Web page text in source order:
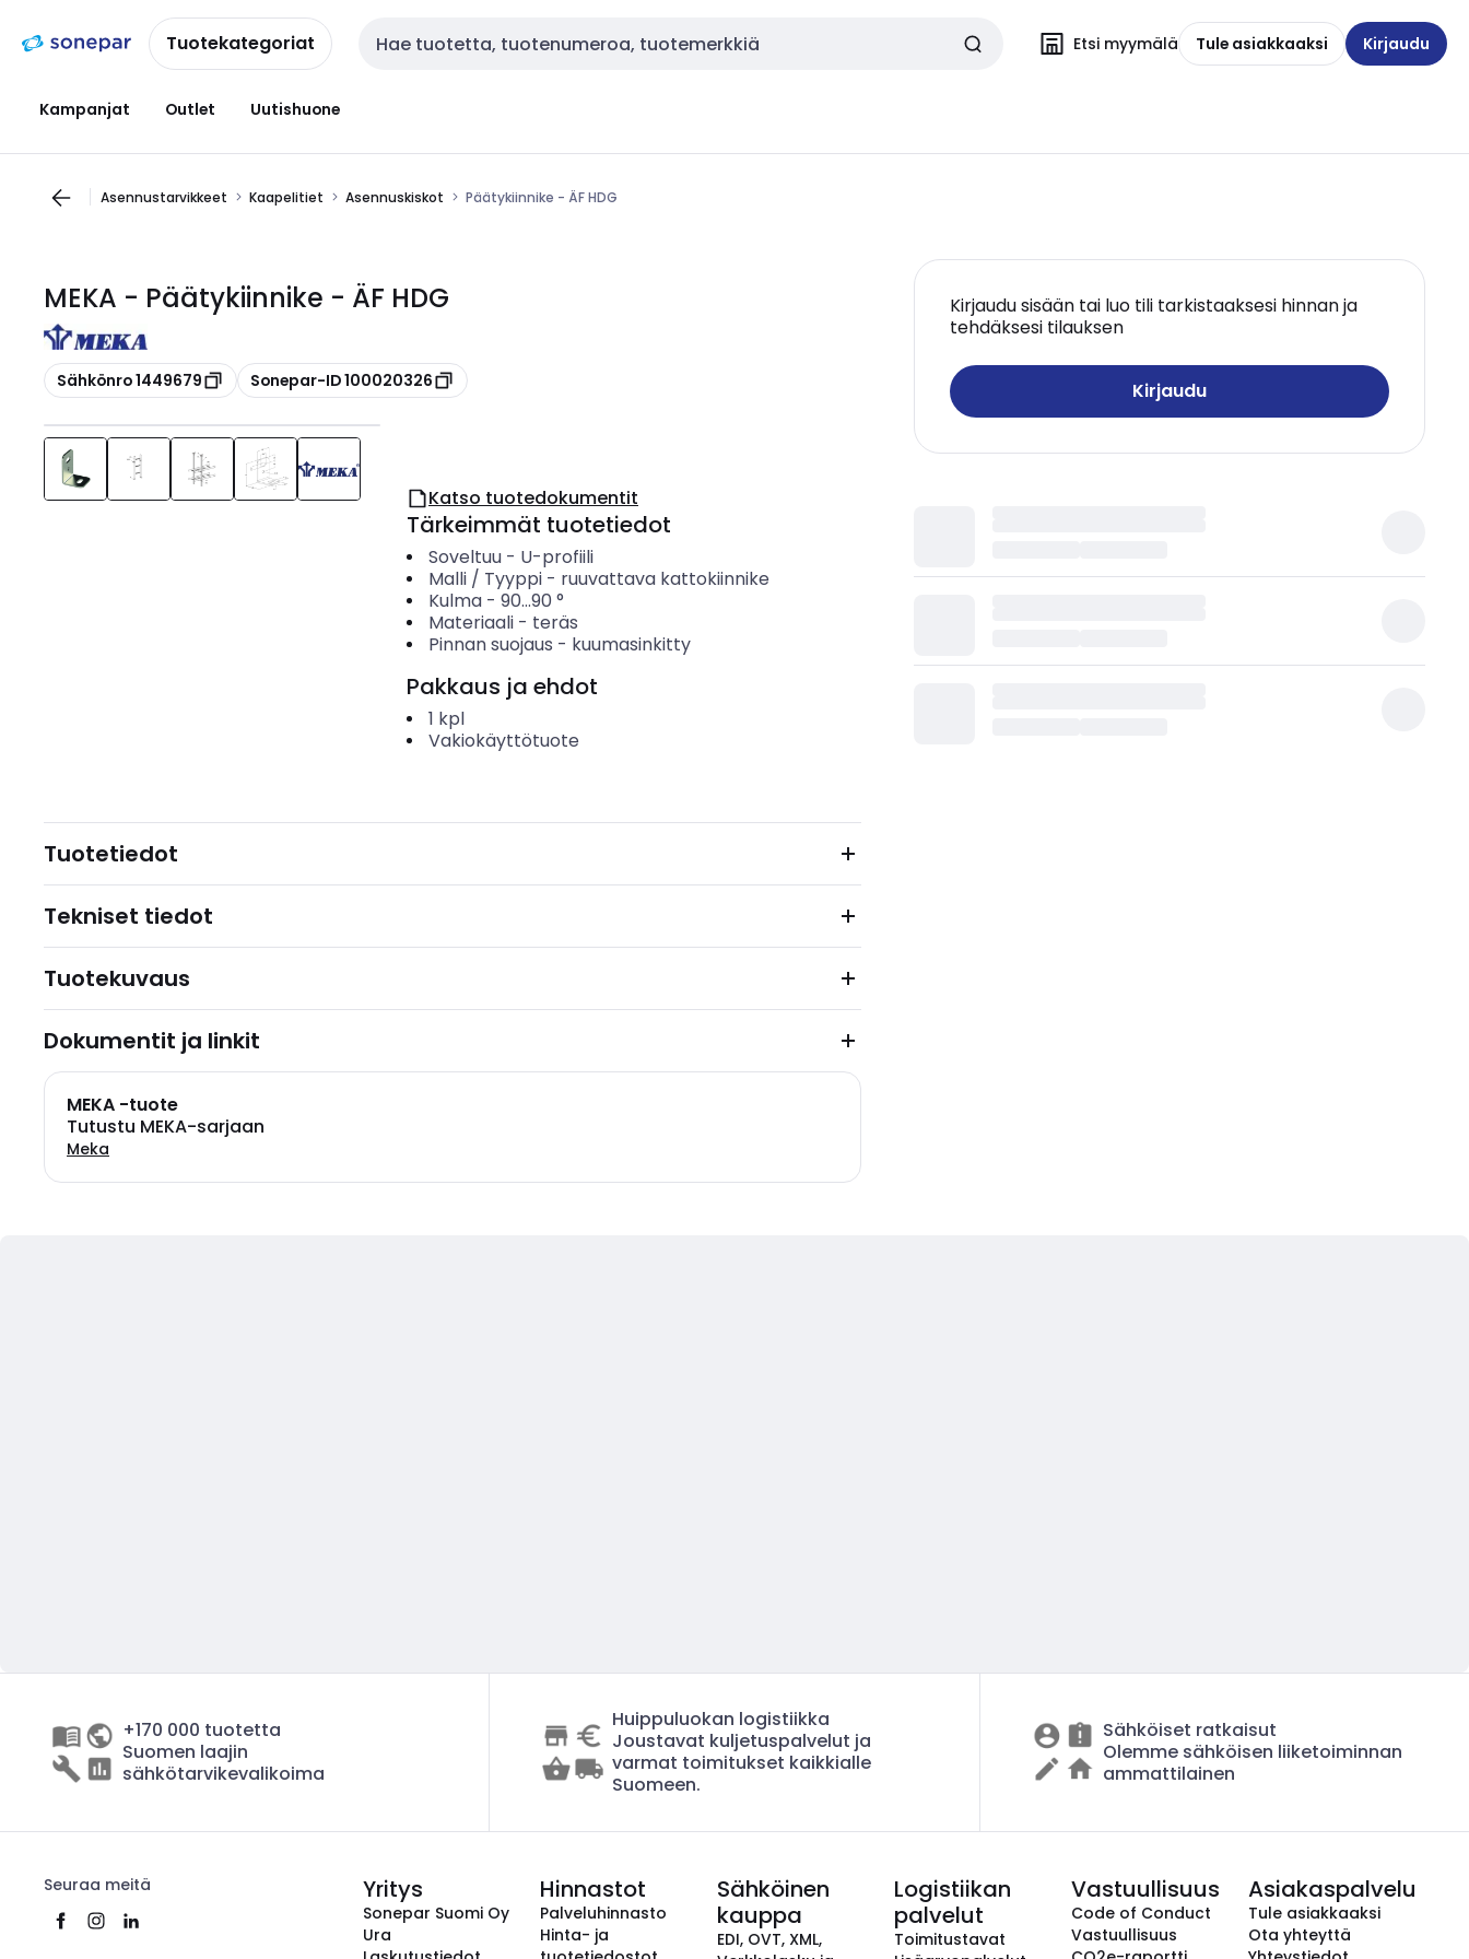
navigointiinsisältöönTuotekategoriat Haku Etsi myymälä Tule asiakkaaksi Kirjaudu
Kampanjat Outlet Uutishuone
Asennustarvikkeet Kaapelitiet Asennuskiskot Päätykiinnike - ÄF HDG
MEKA - Päätykiinnike - ÄF HDG
Kopioi
Sähkönro 1449679 Kopioi
Sonepar-ID 100020326
Kirjaudu sisään tai luo tili tarkistaaksesi hinnan ja
tehdäksesi tilauksen
Kirjaudu
Katso tuotedokumentit
Tärkeimmät tuotetiedot
Soveltuu- U-profiili
Malli / Tyyppi- ruuvattava kattokiinnike
Kulma- 90...90 °
Materiaali- teräs
Pinnan suojaus - kuumasinkitty
Pakkaus ja ehdot
1 kpl
Vakiokäyttötuote
Tuotetiedot
Tekniset tiedot
Tuotekuvaus
Dokumentit ja linkit
MEKA -tuote
Tutustu MEKA-sarjaan
Meka
+170 000 tuotetta
Suomen laajin
sähkötarvikevalikoima
Huippuluokan logistiikka
Joustavat kuljetuspalvelut ja
varmat toimitukset kaikkialle
Suomeen.
Sähköiset ratkaisut
Olemme sähköisen liiketoiminnan
ammattilainen
Seuraa meitä Yritys
Sonepar Suomi Oy
Ura
Hinnastot
Palveluhinnasto
Hinta- ja
Sähköinen
kauppa
EDI, OVT, XML,
Logistiikan
palvelut
Toimitustavat
Vastuullisuus
Code of Conduct
Vastuullisuus
Asiakaspalvelu
Tule asiakkaaksi
Ota yhteyttä